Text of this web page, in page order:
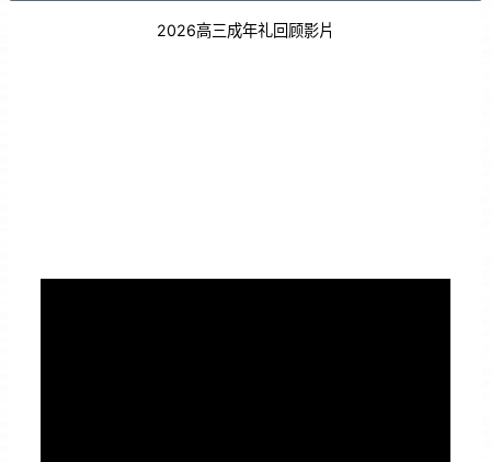
2026高三成年礼回顾影片